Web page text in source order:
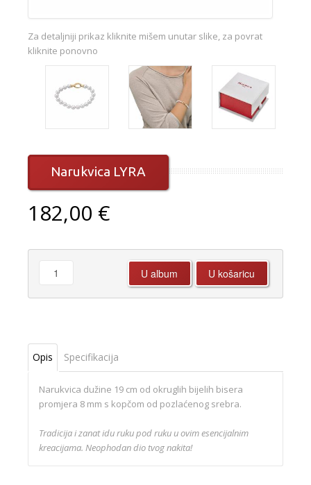
Za detaljniji prikaz kliknite mišem unutar slike, za povrat
kliknite ponovno
Narukvica LYRA
182,00 €
Opis Specifikacija
Narukvica dužine 19 cm od okruglih bijelih bisera
promjera 8 mm s kopčom od pozlaćenog srebra.
Tradicija i zanat idu ruku pod ruku u ovim esencijalnim
kreacijama. Neophodan dio tvog nakita!